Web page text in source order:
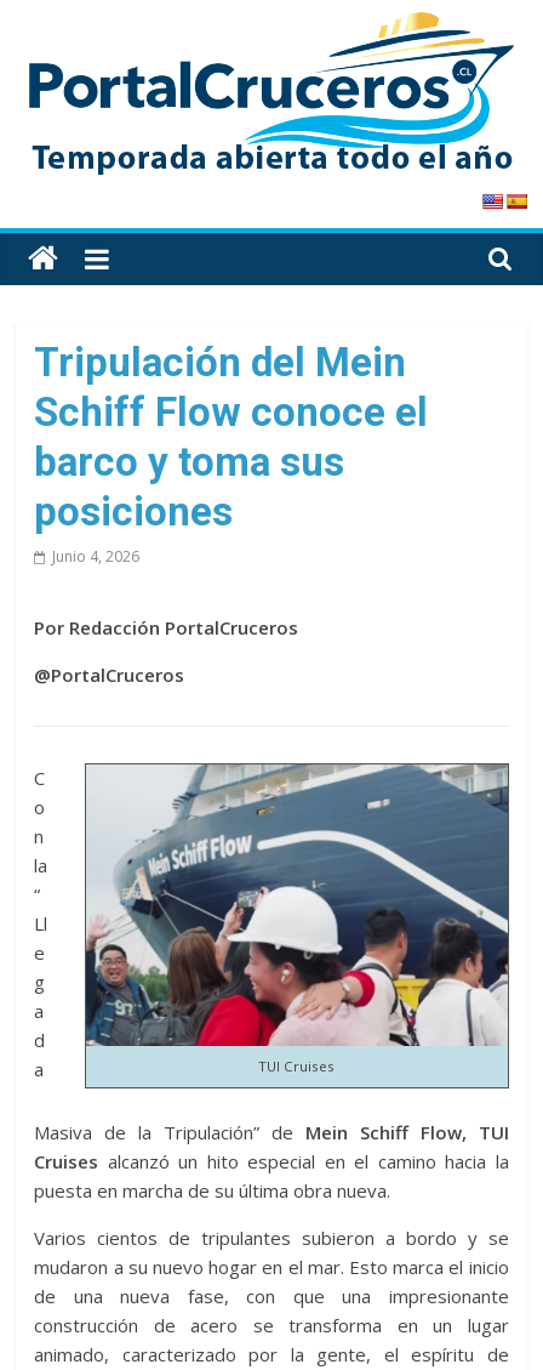
content
PortalCruceros
Toda
la
de
cruceros
en
solo
Tripulación del Mein
Schiff Flow conoce el
barco y toma sus
posiciones
Junio 4, 2026
Por Redacción PortalCruceros
@PortalCruceros
TUI Cruises
C
o
n
la
“
Ll
e
g
a
d
a
Masiva de la Tripulación” de Mein Schiff Flow, TUI
Cruises alcanzó un hito especial en el camino hacia la
puesta en marcha de su última obra nueva.
Varios cientos de tripulantes subieron a bordo y se
mudaron a su nuevo hogar en el mar. Esto marca el inicio
de una nueva fase, con que una impresionante
construcción de acero se transforma en un lugar
animado, caracterizado por la gente, el espíritu de